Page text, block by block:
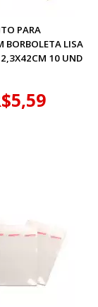
PARA
BORBOLETA LISA
10 UND